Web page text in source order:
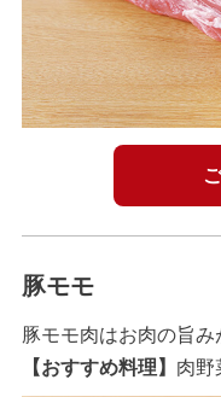
豚モモ
豚モモ肉はお肉の旨み
【おすすめ料理】 肉野